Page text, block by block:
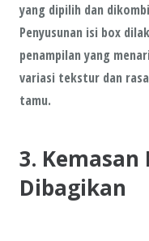
yang dipilih dan
Penyusunan isi box
penampilan yang
variasi tekstur dan
tamu.
3. Kemasan
Dibagikan